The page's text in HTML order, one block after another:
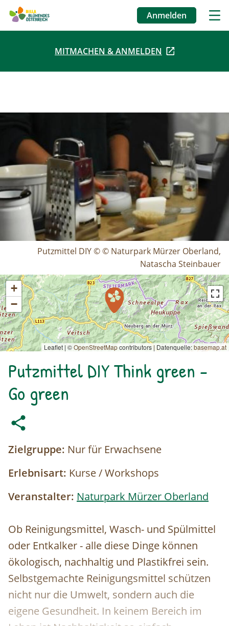
Direkt
Benutzermenü
Anmelden
MITMACHEN & ANMELDEN
Putzmittel DIY © © Naturpark Mürzer Oberland,
Natascha Steinbauer
+
−
Leaflet | ©OpenStreetMapcontributors | Datenquelle:basemap.at
Putzmittel DIY Think green -
Go green
Zielgruppe: Nur für Erwachsene
Erlebnisart: Kurse / Workshops
Veranstalter: Naturpark Mürzer Oberland
Ob Reinigungsmittel, Wasch- und Spülmittel
oder Entkalker - alle diese Dinge können
ökologisch, nachhaltig und Plastikfrei sein.
Selbstgemachte Reinigungsmittel schützen
nicht nur die Umwelt, sondern auch die
eigene Gesundheit. In keinem Bereich im